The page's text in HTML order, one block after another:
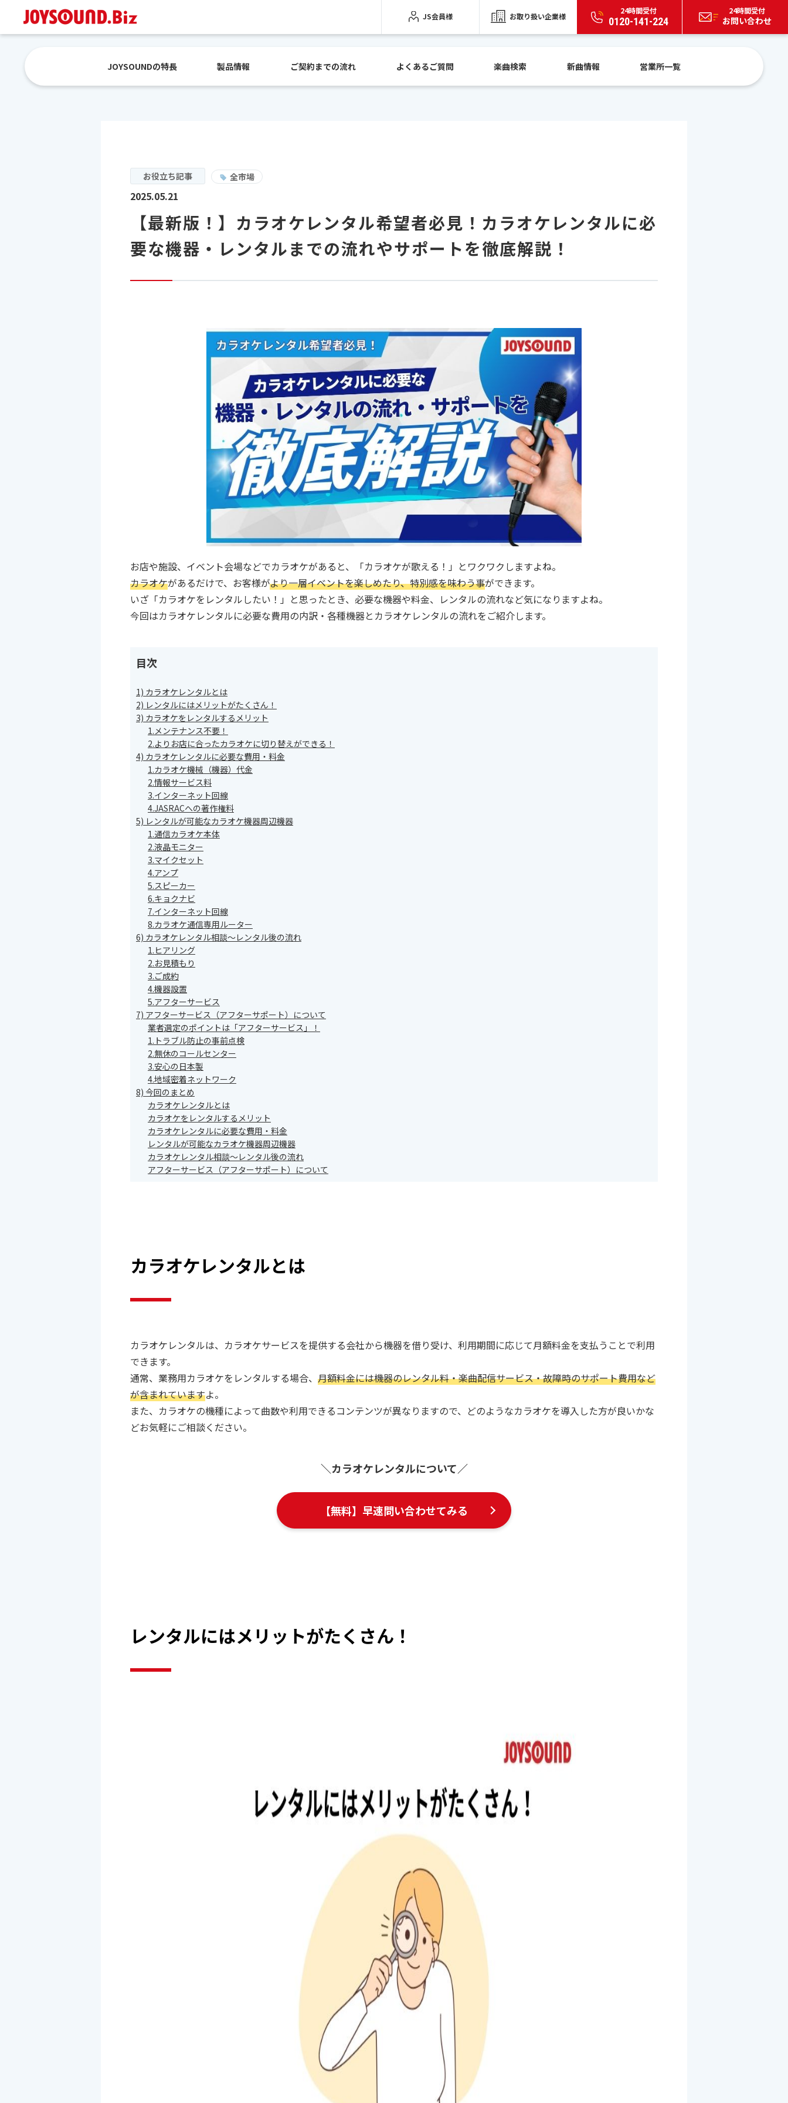
JS会員様 お取り扱い企業様
24時間受付
0120-141-224
24時間受付
お問い合わせ
JOYSOUNDの特長 製品情報 ご契約までの流れ よくあるご質問 楽曲検索 新曲情報 営業所一覧
お役立ち記事 全市場
2025.05.21
【最新版！】カラオケレンタル希望者必見！カラオケレンタルに必
要な機器・レンタルまでの流れやサポートを徹底解説！
お店や施設、イベント会場などでカラオケがあると、「カラオケが歌える！」とワクワクしますよね。
カラオケがあるだけで、お客様がより一層イベントを楽しめたり、特別感を味わう事ができます。
いざ「カラオケをレンタルしたい！」と思ったとき、必要な機器や料金、レンタルの流れなど気になりますよね。
今回はカラオケレンタルに必要な費用の内訳・各種機器とカラオケレンタルの流れをご紹介します。
目次
1) カラオケレンタルとは
2) レンタルにはメリットがたくさん！
3) カラオケをレンタルするメリット
1.メンテナンス不要！
2.よりお店に合ったカラオケに切り替えができる！
4) カラオケレンタルに必要な費用・料金
1.カラオケ機械（機器）代金
2.情報サービス料
3.インターネット回線
4.JASRACへの著作権料
5) レンタルが可能なカラオケ機器周辺機器
1.通信カラオケ本体
2.液晶モニター
3.マイクセット
4.アンプ
5.スピーカー
6.キョクナビ
7.インターネット回線
8.カラオケ通信専用ルーター
6) カラオケレンタル相談～レンタル後の流れ
1.ヒアリング
2.お見積もり
3.ご成約
4.機器設置
5.アフターサービス
7) アフターサービス（アフターサポート）について
業者選定のポイントは「アフターサービス」！
1.トラブル防止の事前点検
2.無休のコールセンター
3.安心の日本製
4.地域密着ネットワーク
8) 今回のまとめ
カラオケレンタルとは
カラオケをレンタルするメリット
カラオケレンタルに必要な費用・料金
レンタルが可能なカラオケ機器周辺機器
カラオケレンタル相談～レンタル後の流れ
アフターサービス（アフターサポート）について
カラオケレンタルとは
カラオケレンタルは、カラオケサービスを提供する会社から機器を借り受け、利用期間に応じて月額料金を支払うことで利用
できます。
通常、業務用カラオケをレンタルする場合、 月額料金には機器のレンタル料・楽曲配信サービス・故障時のサポート費用など
が含まれていますよ。
また、カラオケの機種によって曲数や利用できるコンテンツが異なりますので、どのようなカラオケを導入した方が良いかな
どお気軽にご相談ください。
＼カラオケレンタルについて／
【無料】早速問い合わせてみる
レンタルにはメリットがたくさん！